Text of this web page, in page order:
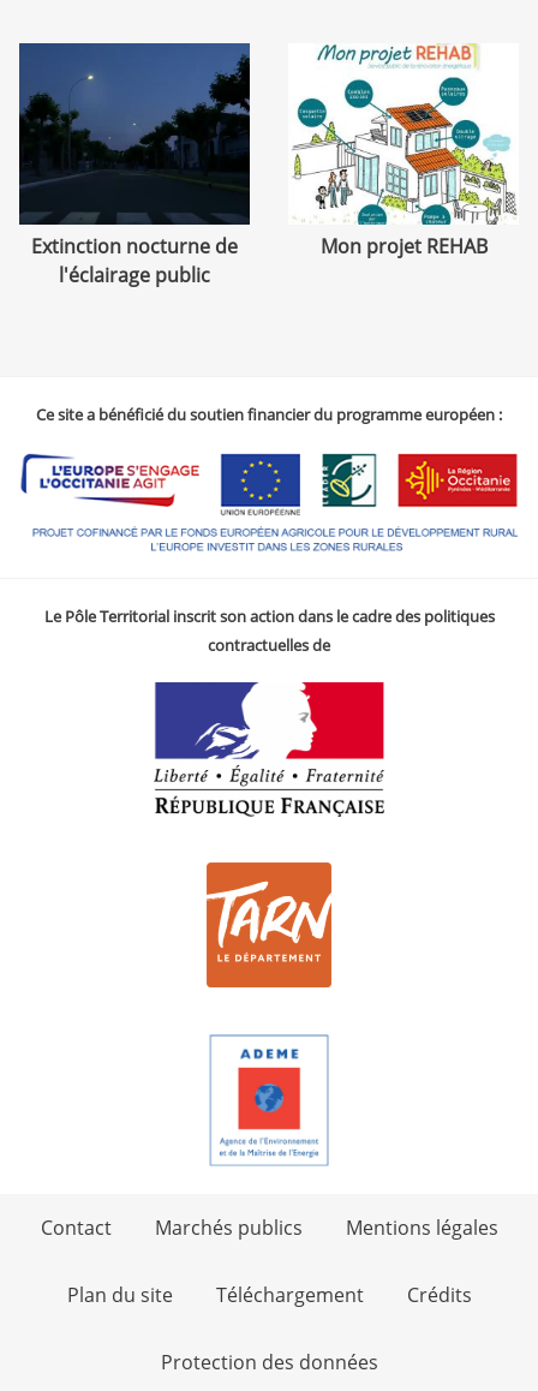
Extinction nocturne de
l'éclairage public
Mon projet REHAB
Ce site a bénéficié du soutien financier du programme européen :
Le Pôle Territorial inscrit son action dans le cadre des politiques
contractuelles de
Contact Marchés publics Mentions légales
Plan du site Téléchargement Crédits
Protection des données